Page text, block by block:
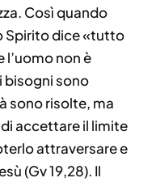
Così quando
Spirito dice «tutto
l’uomo non è
sono
sono risolte, ma
accettare il limite
attraversare e
(Gv 19,28). Il